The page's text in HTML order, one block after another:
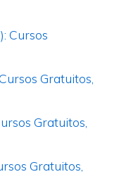
Cursos
Gratuitos,
Gratuitos,
Gratuitos,